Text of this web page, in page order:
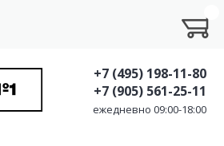
+7 (495) 198-11-80
+7 (905) 561-25-11
ежедневно 09:00-18:00